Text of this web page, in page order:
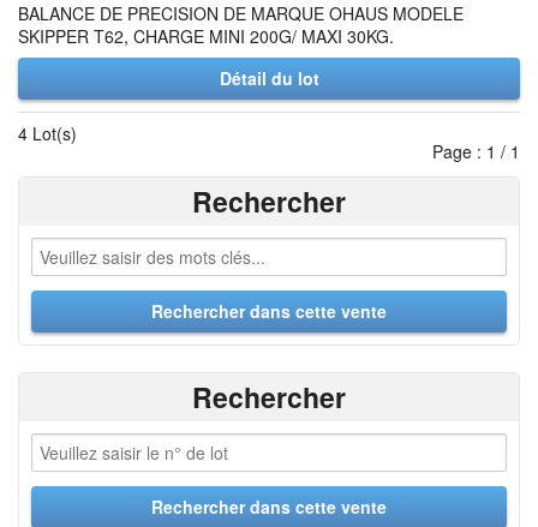
BALANCE DE PRECISION DE MARQUE OHAUS MODELE
SKIPPER T62, CHARGE MINI 200G/ MAXI 30KG.
Détail du lot
4 Lot(s)
Page : 1 / 1
Rechercher
Rechercher